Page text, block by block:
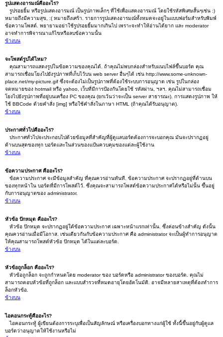
รูปแสดงอารมณ์คืออะไร?
รูปรอยยิ้ม หรือรูปแสดงอารมณ์ เป็นรูปภาพเล็กๆ ที่ใช้เพื่อแสดงอารมณ์ โดยใช้รหัสพิเศษสั้นๆเช่น :)
หมายถึงมีความสุข, :( หมายถึงเศร้า. รายการรูปแสดงอารมณ์ทั้งหมดจะอยู่ในแบบฟอร์มสำหรับพิมพ์
ข้อความโพสต์. พยายามอย่าใช้รูปรอยยิ้มมากเกินไป เพราะจะทำให้อ่านได้ยาก และ moderator
อาจทำการพิจารณาแก้ไขหรือลบข้อความนั้น
ข้างบน
จะโพสต์รูปได้ไหม?
คุณสามารถแสดงรูปในข้อความของคุณได้. ถ้าคุณไม่พบกล่องสำหรับแนบไฟล์ขึ้นบอร์ด คุณ
สามารถเชื่อมโยงไปยังรูปภาพที่เก็บไว้บน web server อื่นๆได้ เช่น http://www.some-unknown-
place.net/my-picture.gif ซึ่งจะต้องไม่เป็นรูปภาพที่ต้องใช้ระบบการอนุญาต เช่น รูปในกล่อง
จดหมายของ hotmail หรือ yahoo, เว็บที่มีการป้องกันโดยใช้ รหัสผ่าน, ฯลฯ. คุณไม่สามารถเชื่อม
โยงไปยังรูปภาพที่อยู่บนเครื่อง PC ของคุณ (ยกเว้นว่าจะเป็น server สาธารณะ). การแสดงรูปภาพ ให้
ใช้ BBCode ด้วยคำสั่ง [img] หรือใช้คำสั่งในภาษา HTML (ถ้าคุณได้รับอนุญาต).
ข้างบน
ประกาศทั่วไปคืออะไร?
ประกาศทั่วไปจะประกอบไปด้วยข้อมูลที่สำคัญที่ผู้ดูแลบอร์ดต้องการจะบอกคุณ มันจะปรากฏอยู่
ด้านบนสุดของทุก บอร์ดและในส่วนของแป้นควบคุมของแต่ละผู้ใช้งาน
ข้างบน
ข้อความประกาศ คืออะไร?
ข้อความประกาศ จะมีข้อมูลสำคัญ ที่คุณควรอ่านทันที. ข้อความประกาศ จะปรากฏอยู่ที่ด้านบน
ของทุกหน้าใน บอร์ดที่มีการโพสต์ไว้. ซึ่งคุณจะสามารถโพสต์ข้อความประกาศได้หรือไม่นั้น ขึ้นอยู่
กับการอนุญาตของ administrator.
ข้างบน
หัวข้อ ปักหมุด คืออะไร?
หัวข้อ ปักหมุด จะปรากฏอยู่ใต้ข้อความประกาศ เฉพาะหน้าแรกเท่านั้น. ซึ่งค่อนข้างสำคัญ ดังนั้น
คุณควรอ่านเมื่อมีโอกาส. เช่นเดียวกันกับข้อความประกาศ คือ administrator จะเป็นผู้ทำการอนุญาต
ให้คุณสามารถโพสต์หัวข้อ ปักหมุด ได้ในแต่ละบอร์ด.
ข้างบน
หัวข้อถูกล็อก คืออะไร?
หัวข้อถูกล็อก จะถูกกำหนดโดย moderator ของ บอร์ดหรือ administrator ของบอร์ด. คุณไม่
สามารถตอบหัวข้อที่ถูกล็อก และแบบสำรวจที่หมดอายุโดยอัตโนมัติ. อาจมีหลายสาเหตุที่ต้องทำการ
ล็อกหัวข้อ.
ข้างบน
ไอคอนกระทู้คืออะไร?
ไอคอนกระทู้ ผู้เขียนต้องการระบุเพื่อเป็นสัญลักษณ์ หรือเครื่องบอกทางแก่ผู้ใช้ ทั้งนี้ขึ้นอยู่กับผู้ดูแล
บอร์ดว่าอนุญาตให้ใช้งานหรือไม่